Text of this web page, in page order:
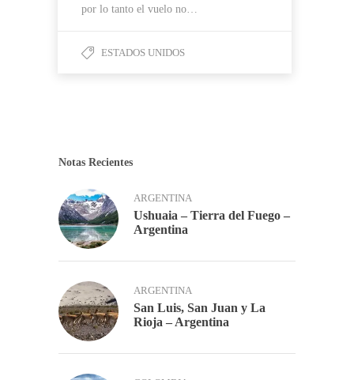
por lo tanto el vuelo no…
ESTADOS UNIDOS
Notas Recientes
ARGENTINA
Ushuaia – Tierra del Fuego –
Argentina
ARGENTINA
San Luis, San Juan y La
Rioja – Argentina